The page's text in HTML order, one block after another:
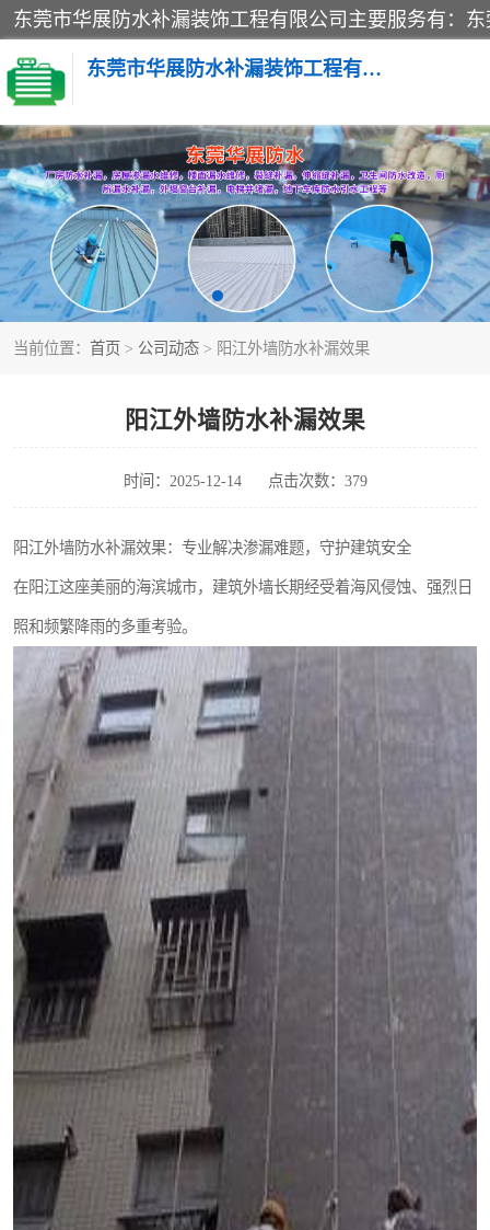
东莞市华展防水补漏装饰工程有限公司
当前位置： 首页 > 公司动态 > 阳江外墙防水补漏效果
阳江外墙防水补漏效果
时间：2025-12-14 点击次数：379
阳江外墙防水补漏效果：专业解决渗漏难题，守护建筑安全
在阳江这座美丽的海滨城市，建筑外墙长期经受着海风侵蚀、强烈日
照和频繁降雨的多重考验。
楼面防水补漏
阳台卫生间防水补漏
金属房搭建及补漏